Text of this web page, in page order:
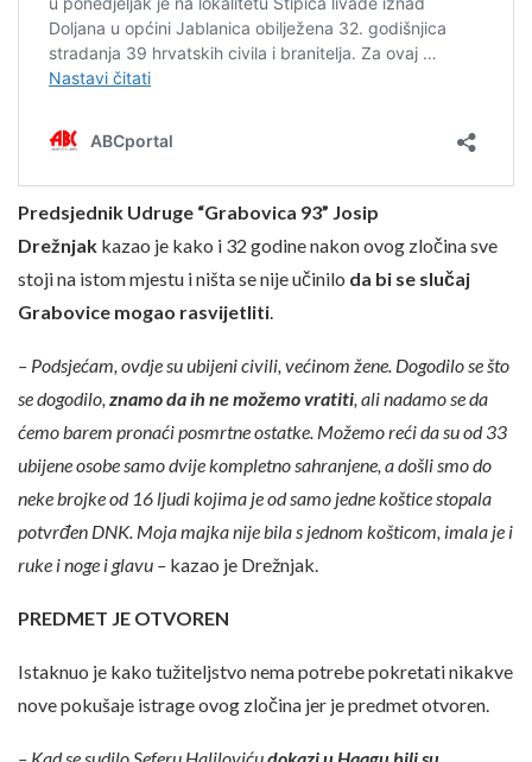
Predsjednik Udruge “Grabovica 93” Josip
Drežnjak kazao je kako i 32 godine nakon ovog zločina sve
stoji na istom mjestu i ništa se nije učinilo da bi se slučaj
Grabovice mogao rasvijetliti
– Podsjećam, ovdje su ubijeni civili, većinom žene. Dogodilo se što
se dogodilo, znamo da ih ne možemo vratiti , ali nadamo se da
ćemo barem pronaći posmrtne ostatke. Možemo reći da su od 33
ubijene osobe samo dvije kompletno sahranjene, a došli smo do
neke brojke od 16 ljudi kojima je od samo jedne koštice stopala
potvrđen DNK. Moja majka nije bila s jednom košticom, imala je i
ruke i noge i glavu – kazao je Drežnjak.
PREDMET JE OTVOREN
Istaknuo je kako tužiteljstvo nema potrebe pokretati nikakve
nove pokušaje istrage ovog zločina jer je predmet otvoren.
– Kad se sudilo Seferu Halilovićudokazi u Haagu bili su